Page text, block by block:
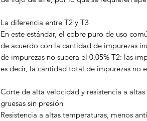
La diferencia entre T2 y T3
En este estándar, el cobre puro de uso
de acuerdo con la cantidad de impurezas
de impurezas no supera el 0.05% T2: las
es decir, la cantidad total de impurezas no
Corte de alta velocidad y resistencia a
gruesas sin presión
Resistencia a altas temperaturas, menos